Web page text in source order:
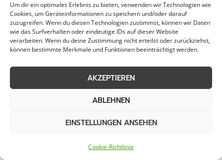
Um dir ein optimales Erlebnis zu bieten, verwenden wir Technologien wie
Cookies, um Geräteinformationen zu speichern und/oder darauf
zuzugreifen. Wenn du diesen Technologien zustimmst, können wir Daten
wie das Surfverhalten oder eindeutige IDs auf dieser Website
verarbeiten. Wenn du deine Zustimmung nicht erteilst oder zurückziehst,
können bestimmte Merkmale und Funktionen beeinträchtigt werden.
AKZEPTIEREN
ABLEHNEN
EINSTELLUNGEN ANSEHEN
Cookie-Richtlinie
Schneeabtransport
Räumung von
öffentlichen Flächen
Weitere Kategorien in Warstein